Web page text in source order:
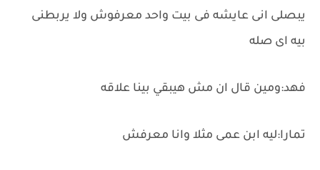
يبصلى انى عايشه فى بيت واحد معرفوش ولا يربطنى
بيه اى صله
فهد:ومين قال ان مش هيبقي بينا علاقه
تمارا:ليه ابن عمى مثلا وانا معرفش